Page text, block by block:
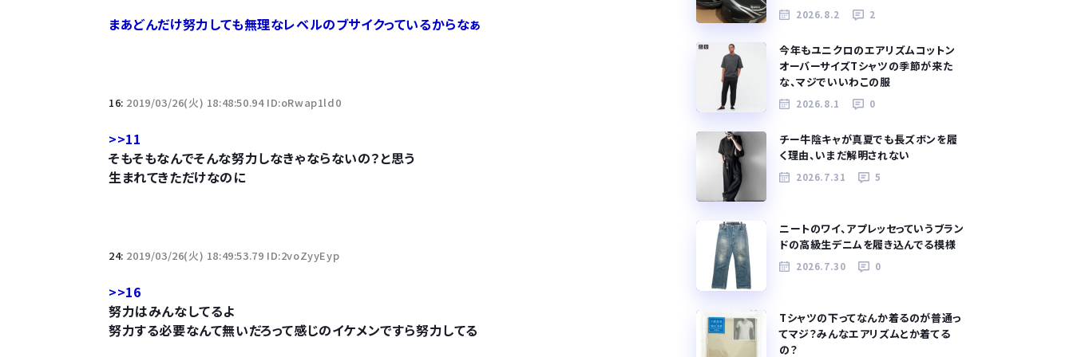
まあどんだけ努力しても無理なレベルのブサイクっているからなぁ
16: 2019/03/26(火) 18:48:50.94 ID:oRwap1ld0
>>11
そもそもなんでそんな努力しなきゃならないの？と思う
生まれてきただけなのに
24: 2019/03/26(火) 18:49:53.79 ID:2voZyyEyp
>>16
努力はみんなしてるよ
努力する必要なんて無いだろって感じのイケメンですら努力してる
2026.8.2 2
今年もユニクロのエアリズムコットン
オーバーサイズTシャツの季節が来た
な、マジでいいわこの服
2026.8.1 0
チー牛陰キャが真夏でも長ズボンを履
く理由、いまだ解明されない
2026.7.31 5
ニートのワイ、アプレッセっていうブラン
ドの高級生デニムを履き込んでる模様
2026.7.30 0
Tシャツの下ってなんか着るのが普通っ
てマジ？みんなエアリズムとか着てる
の？